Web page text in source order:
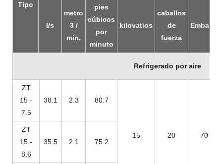
Tipo
l/s
metro
3/
mín.
pies
cúbicos
por
minuto
kilovatios
caballos
de
fuerza
Embalar
Refrigerado por aire
ZT
15 -
7.5
38.1 2.3 80.7
15 20 70
ZT
15 -
8.6
35.5 2.1 75.2